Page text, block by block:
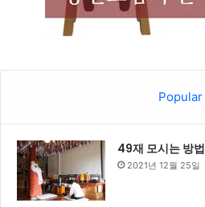
Popular
49재 모시는 방법
2021년 12월 25일